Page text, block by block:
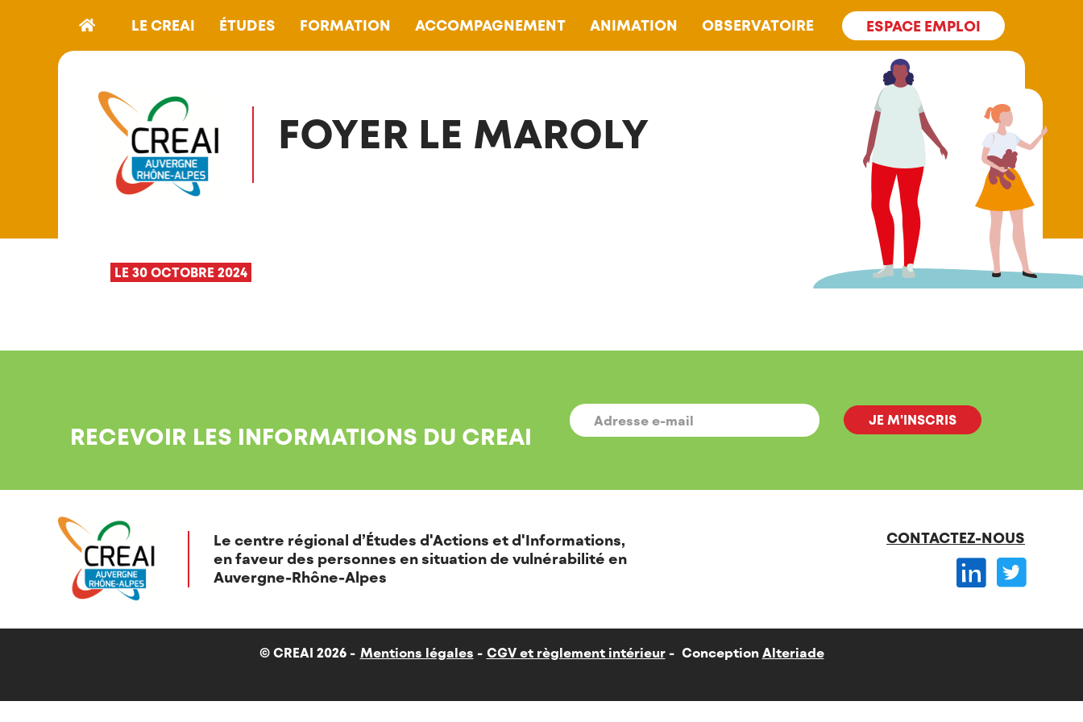
LE CREAI ÉTUDES FORMATION ACCOMPAGNEMENT ANIMATION OBSERVATOIRE ESPACE EMPLOI
FOYER LE MAROLY
LE 30 OCTOBRE 2024
RECEVOIR LES INFORMATIONS DU CREAI
E-
MAIL *
Le centre régional d’Études d'Actions et d'Informations,
en faveur des personnes en situation de vulnérabilité en
Auvergne-Rhône-Alpes
CONTACTEZ-NOUS
© CREAI 2026 - Mentions légales CGV et règlement intérieur Conception Alteriade